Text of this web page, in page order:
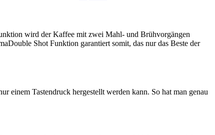
wird der Kaffee mit zwei Mahl- und Brühvorgängen
Shot Funktion garantiert somit, das nur das Beste der
einem Tastendruck hergestellt werden kann. So hat man genau